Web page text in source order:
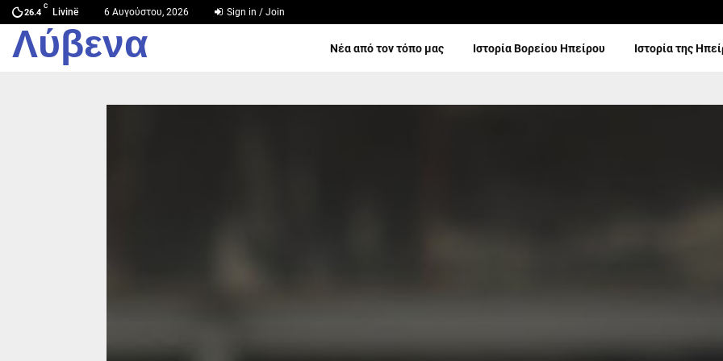
26.4
C
Livinë 6 Αυγούστου, 2026 Sign in / Join
Λύβενα Νέα από τον τόπο μας Ιστορία Βορείου Ηπείρου Ιστορία της